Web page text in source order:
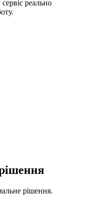
реально
рішення.